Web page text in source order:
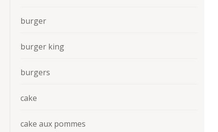
burger
burger king
burgers
cake
cake aux pommes